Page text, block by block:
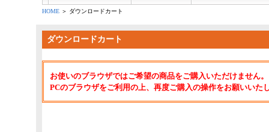
HOME ＞ ダウンロードカート
ダウンロードカート
お使いのブラウザではご希望の商品をご購入いただけません。
PCのブラウザをご利用の上、再度ご購入の操作をお願いいた